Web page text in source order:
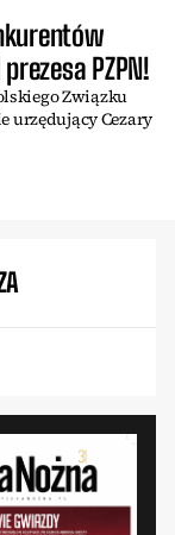
PZPN!
Związku
urzędujący Cezary